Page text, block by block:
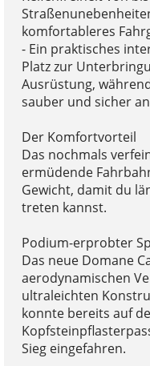
komfortableres
- Ein praktisches
Platz zur
Ausrüstung,
sauber und sicher
Der Komfortvorteil
Das nochmals
ermüdende
Gewicht, damit du
treten kannst.
Podium-erprobter
Das neue Domane
aerodynamischen
ultraleichten
konnte bereits auf
Sieg eingefahren.